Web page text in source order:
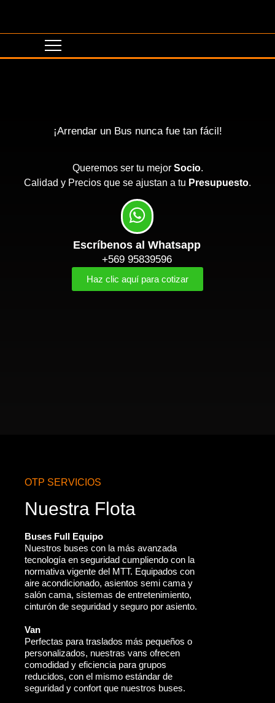
¡Arrendar un Bus nunca fue tan fácil!
Queremos ser tu mejor Socio.
Calidad y Precios que se ajustan a tu Presupuesto.
Escríbenos al Whatsapp
+569 95839596
Haz clic aquí para cotizar
OTP SERVICIOS
Nuestra Flota
Buses Full Equipo
Nuestros buses con la más avanzada
tecnología en seguridad cumpliendo con la
normativa vigente del MTT. Equipados con
aire acondicionado, asientos semi cama y
salón cama, sistemas de entretenimiento,
cinturón de seguridad y seguro por asiento.
Van
Perfectas para traslados más pequeños o
personalizados, nuestras vans ofrecen
comodidad y eficiencia para grupos
reducidos, con el mismo estándar de
seguridad y confort que nuestros buses.